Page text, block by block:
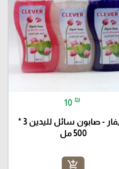
10 ₪
كليفار - صابون سائل لليدين 3 *
500 مل
add_shopping_cart